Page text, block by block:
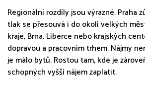
Regionální rozdíly jsou výrazné. Praha
tlak se přesouvá i do okolí velkých
kraje, Brna, Liberce nebo krajských
dopravou a pracovním trhem. Nájmy
je málo bytů. Rostou tam, kde je
schopných vyšší nájem zaplatit.